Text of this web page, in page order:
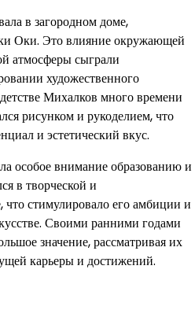
в загородном доме,
Оки. Это влияние окружающей
атмосферы сыграли
художественного
Михалков много времени
рисунком и рукоделием, что
и эстетический вкус.
особое внимание образованию и
в творческой и
что стимулировало его амбиции и
Своими ранними годами
значение, рассматривая их
карьеры и достижений.